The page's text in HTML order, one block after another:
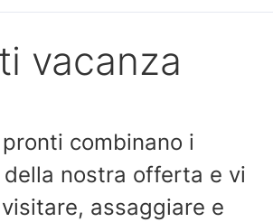
vacanza
combinano i
nostra offerta e vi
assaggiare e